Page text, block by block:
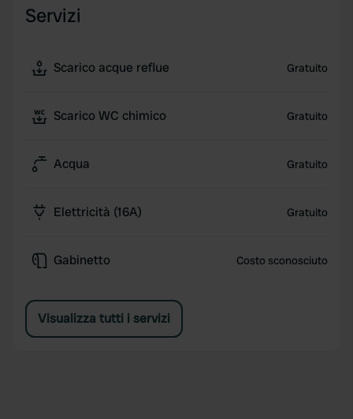
Servizi
Scarico acque reflue Gratuito
Scarico WC chimico Gratuito
Acqua Gratuito
Elettricità (16A) Gratuito
Gabinetto Costo sconosciuto
Visualizza tutti i servizi